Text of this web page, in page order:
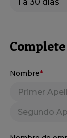
Nombre*
Nombre